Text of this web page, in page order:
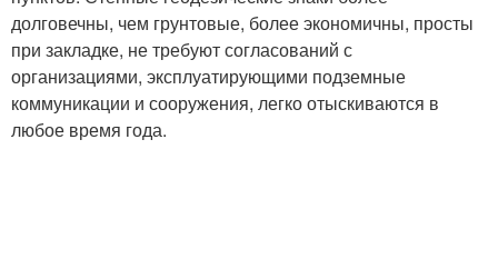
долговечны, чем грунтовые, более экономичны, просты
при закладке, не требуют согласований с
организациями, эксплуатирующими подземные
коммуникации и сооружения, легко отыскиваются в
любое время года.